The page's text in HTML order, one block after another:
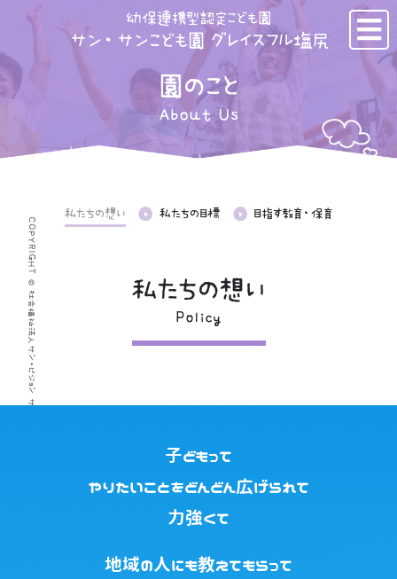
幼保連携型認定こども園
サン・サンこども園 グレイスフル塩尻
COPYRIGHT © 社会福祉法人サン・ビジョン サン・サンこども園 グレイスフル塩尻
園のこと
About Us
私たちの想い 私たちの目標 目指す教育・保育
私たちの想い
Policy
子どもって
やりたいことをどんどん広げられて
力強くて
地域の人にも教えてもらって